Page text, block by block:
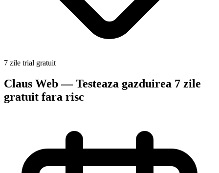
7 zile trial gratuit
Claus Web — Testeaza gazduirea 7 zile
gratuit fara risc